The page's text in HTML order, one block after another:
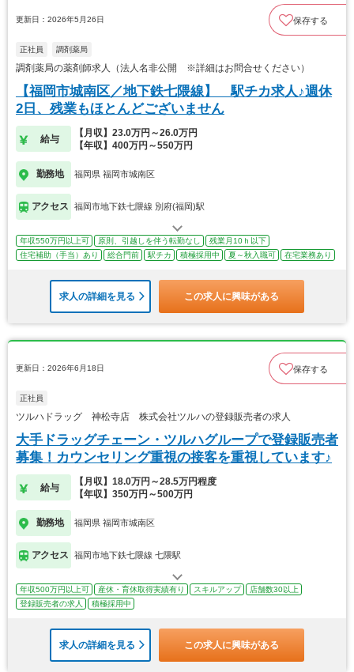
更新日：2026年5月26日 保存する
正社員 調剤薬局
調剤薬局の薬剤師求人（法人名非公開 ※詳細はお問合せください）
【福岡市城南区／地下鉄七隈線】 駅チカ求人♪週休
2日、残業もほとんどございません
給与
【月収】23.0万円～26.0万円
【年収】400万円～550万円
勤務地 福岡県 福岡市城南区
アクセス 福岡市地下鉄七隈線 別府(福岡)駅
年収550万円以上可 原則、引越しを伴う転勤なし
残業月10ｈ以下
住宅補助（手当）あり
総合門前 駅チカ 積極採用中 夏～秋入職可 在宅業務あり
求人の詳細を見る この求人に興味がある
更新日：2026年6月18日 保存する
正社員
ツルハドラッグ 神松寺店 株式会社ツルハの登録販売者の求人
大手ドラッグチェーン・ツルハグループで登録販売者
募集！カウンセリング重視の接客を重視しています♪
給与
【月収】18.0万円～28.5万円程度
【年収】350万円～500万円
勤務地 福岡県 福岡市城南区
アクセス 福岡市地下鉄七隈線 七隈駅
年収500万円以上可 産休・育休取得実績有り スキルアップ
店舗数30以上
登録販売者の求人
積極採用中
求人の詳細を見る この求人に興味がある